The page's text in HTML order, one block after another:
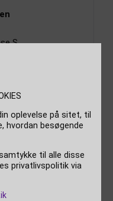
S
Munk
PDF
oplevelse på sitet, til
hvordan besøgende
til alle disse
privatlivspolitik via